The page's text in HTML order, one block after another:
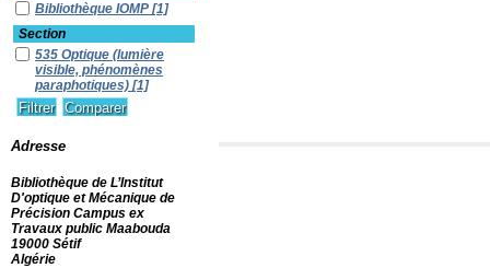
Bibliothèque IOMP [1]
Section
535 Optique (lumière
visible, phénomènes
paraphotiques) [1]
Adresse
Bibliothèque de L’Institut
D'optique et Mécanique de
Précision Campus ex
Travaux public Maabouda
19000 Sétif
Algérie